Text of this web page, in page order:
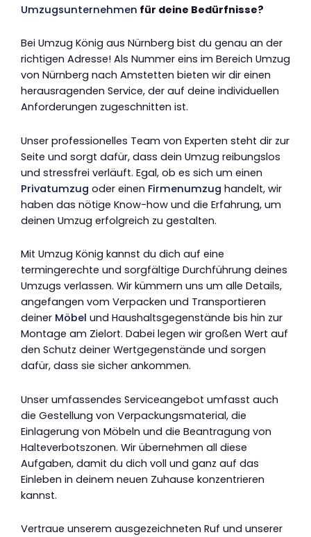
Umzugsunternehmen für deine Bedürfnisse?
Bei Umzug König aus Nürnberg bist du genau an der
richtigen Adresse! Als Nummer eins im Bereich Umzug
von Nürnberg nach Amstetten bieten wir dir einen
herausragenden Service, der auf deine individuellen
Anforderungen zugeschnitten ist.
Unser professionelles Team von Experten steht dir zur
Seite und sorgt dafür, dass dein Umzug reibungslos
und stressfrei verläuft. Egal, ob es sich um einen
Privatumzug oder einen Firmenumzug handelt, wir
haben das nötige Know-how und die Erfahrung, um
deinen Umzug erfolgreich zu gestalten.
Mit Umzug König kannst du dich auf eine
termingerechte und sorgfältige Durchführung deines
Umzugs verlassen. Wir kümmern uns um alle Details,
angefangen vom Verpacken und Transportieren
deiner Möbel und Haushaltsgegenstände bis hin zur
Montage am Zielort. Dabei legen wir großen Wert auf
den Schutz deiner Wertgegenstände und sorgen
dafür, dass sie sicher ankommen.
Unser umfassendes Serviceangebot umfasst auch
die Gestellung von Verpackungsmaterial, die
Einlagerung von Möbeln und die Beantragung von
Halteverbotszonen. Wir übernehmen all diese
Aufgaben, damit du dich voll und ganz auf das
Einleben in deinem neuen Zuhause konzentrieren
kannst.
Vertraue unserem ausgezeichneten Ruf und unserer